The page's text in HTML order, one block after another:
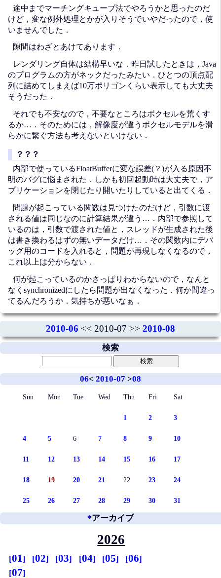
途中までマーチングキューブ法でやろうかと思ったのだ
けど，変な例外処理とかが入りそうでいやだったので，使
いませんでした．
隙間はわざとあけてあります．
レンダリング自体は結構早いな．昨日試したときは，Java
のプログラムの方がネックだったみたい．ひとつの頂点配
列に詰めてしまえば10万ポリゴンくらい表示しても大丈夫
そうだった．
それでも不安なので，不要なところはボクセルを荒くす
るか…．そのためには，解像度が違うボクセルモデルを滑
らかに繋ぐ方法も考えないといけない．
？？？
内部で使っているFloatBufferに変な誤差(？)が入る原因不
明のバグに悩まされた．しかも初回起動時は大丈夫で，ア
プリケーションを閉じたり開いたりしていると出てくる．
問題が起こっている関数は見つけたのだけど，引数に渡
される値は同じなのに計算結果が違う…．内部で参照して
いるのは，引数で渡された値と，スレッドが生成された後
は書き換わるはずの無いデータだけ…．その関数内にデバ
ッグ用のコードを入れると，問題が再現しなくなるので，
これ以上は分からない．
何が起こっているのかさっぱりわからないので，なんと
なくsynchronizedにしたら問題が出なくなった．何か間違っ
てるんだろうか．気持ちが悪いなぁ．
2010-06 << 2010-07 >> 2010-08
検索
06< 2010-07 >08
Sun Mon Tue Wed Thu Fri Sat
1 2 3
4 5 6 7 8 9 10
11 12 13 14 15 16 17
18 19 20 21 22 23 24
25 26 27 28 29 30 31
*アーカイブ
2026
01 02 03 04 05
06
07